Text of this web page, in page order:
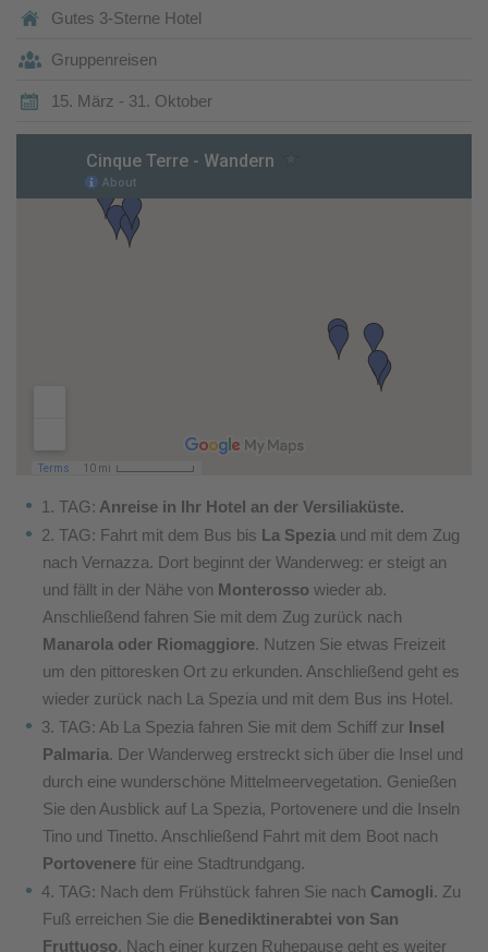
Gutes 3-Sterne Hotel
Gruppenreisen
15. März - 31. Oktober
1. TAG: Anreise in Ihr Hotel an der Versiliaküste.
2. TAG: Fahrt mit dem Bus bis La Spezia und mit dem Zug
nach Vernazza. Dort beginnt der Wanderweg: er steigt an
und fällt in der Nähe von Monterosso wieder ab.
Anschließend fahren Sie mit dem Zug zurück nach
Manarola oder Riomaggiore. Nutzen Sie etwas Freizeit
um den pittoresken Ort zu erkunden. Anschließend geht es
wieder zurück nach La Spezia und mit dem Bus ins Hotel.
3. TAG: Ab La Spezia fahren Sie mit dem Schiff zur Insel
Palmaria. Der Wanderweg erstreckt sich über die Insel und
durch eine wunderschöne Mittelmeervegetation. Genießen
Sie den Ausblick auf La Spezia, Portovenere und die Inseln
Tino und Tinetto. Anschließend Fahrt mit dem Boot nach
Portovenere für eine Stadtrundgang.
4. TAG: Nach dem Frühstück fahren Sie nach Camogli. Zu
Fuß erreichen Sie die Benediktinerabtei von San
Fruttuoso. Nach einer kurzen Ruhepause geht es weiter